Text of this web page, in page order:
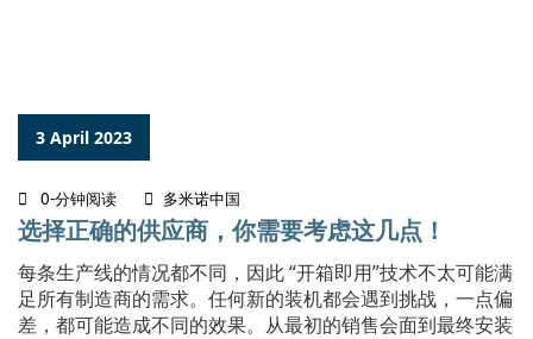
3 April 2023
0-分钟阅读 多米诺中国
选择正确的供应商，你需要考虑这几点！
每条生产线的情况都不同，因此 “开箱即用”技术不太可能满
足所有制造商的需求。任何新的装机都会遇到挑战，一点偏
差，都可能造成不同的效果。从最初的销售会面到最终安装